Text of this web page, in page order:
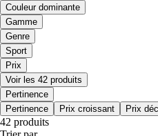
Couleur dominante
Gamme
Genre
Sport
Prix
Voir les 42 produits
Pertinence
Pertinence
Prix croissant Prix
42 produits